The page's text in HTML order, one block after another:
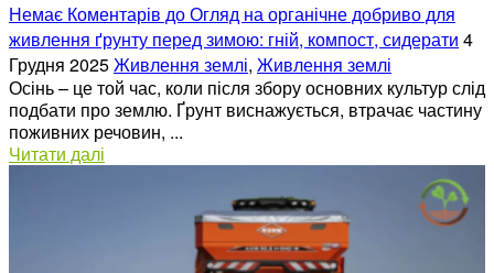
Немає Коментарів до Огляд на органічне добриво для
живлення ґрунту перед зимою: гній, компост, сидерати 4
Грудня 2025Живлення землі, Живлення землі
Осінь – це той час, коли після збору основних культур слід
подбати про землю. Ґрунт виснажується, втрачає частину
поживних речовин, ...
Читати далі